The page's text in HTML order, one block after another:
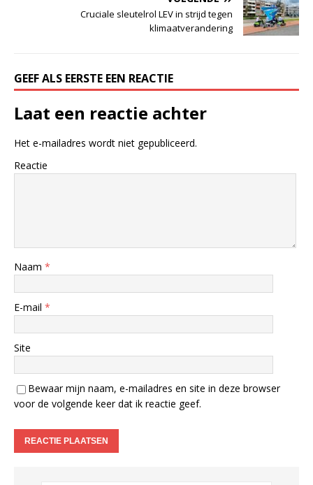
Cruciale sleutelrol LEV in strijd tegen
klimaatverandering
GEEF ALS EERSTE EEN REACTIE
Laat een reactie achter
Het e-mailadres wordt niet gepubliceerd.
Reactie
Naam *
E-mail *
Site
Bewaar mijn naam, e-mailadres en site in deze browser
voor de volgende keer dat ik reactie geef.